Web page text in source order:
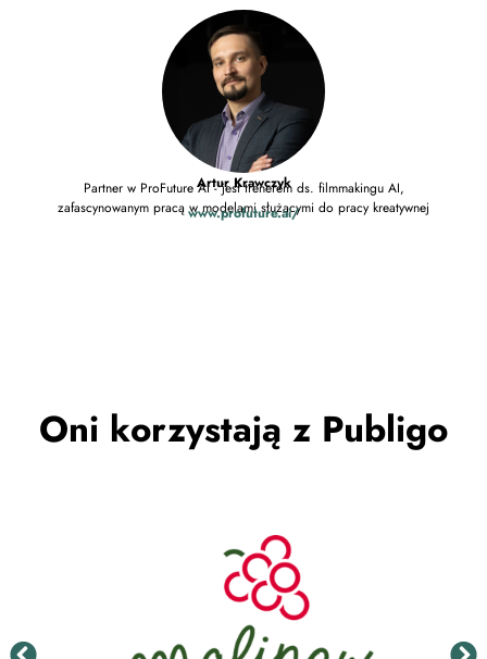
Artur Krawczyk
Partner w ProFuture AI - jest trenerem ds. filmmakingu AI,
zafascynowanym pracą w modelami służącymi do pracy kreatywnej
www.profuture.ai/
Oni korzystają z Publigo